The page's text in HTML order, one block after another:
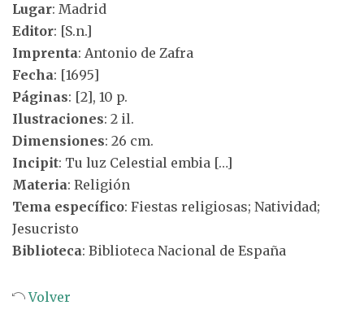
Lugar: Madrid
Editor: [S.n.]
Imprenta: Antonio de Zafra
Fecha: [1695]
Páginas: [2], 10 p.
Ilustraciones: 2 il.
Dimensiones: 26 cm.
Incipit: Tu luz Celestial embia […]
Materia: Religión
Tema específico: Fiestas religiosas; Natividad;
Jesucristo
Biblioteca: Biblioteca Nacional de España
Volver